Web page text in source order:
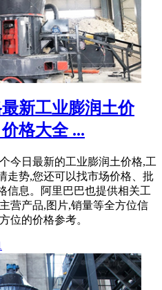
新工业膨润土价
格大全 ...
今日最新的工业膨润土价格,工
走势,您还可以找市场价格、批
信息。阿里巴巴也提供相关工
营产品,图片,销量等全方位信
位的价格参考。